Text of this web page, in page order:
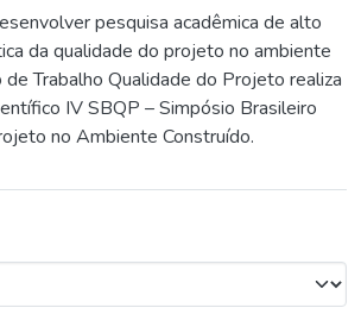
pesquisa acadêmica de alto
da qualidade do projeto no ambiente
de Trabalho Qualidade do Projeto realiza
IV SBQP – Simpósio Brasileiro
no Ambiente Construído.